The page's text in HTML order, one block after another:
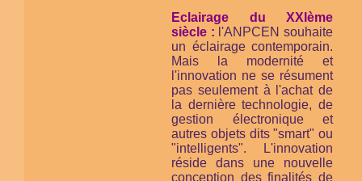
Eclairage du XXIème
siècle : l'ANPCEN souhaite
un éclairage contemporain.
Mais la modernité et
l'innovation ne se résument
pas seulement à l'achat de
la dernière technologie, de
gestion électronique et
autres objets dits "smart" ou
"intelligents". L'innovation
réside dans une nouvelle
conception des finalités de